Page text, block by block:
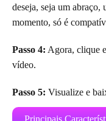
deseja, seja um abraço,
momento, só é
Passo 4: Agora, clique
vídeo.
Passo 5: Visualize e